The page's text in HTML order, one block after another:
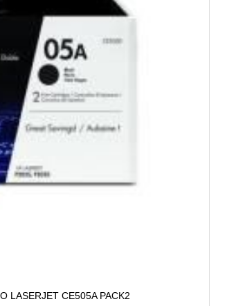
LASERJET CE505A PACK2